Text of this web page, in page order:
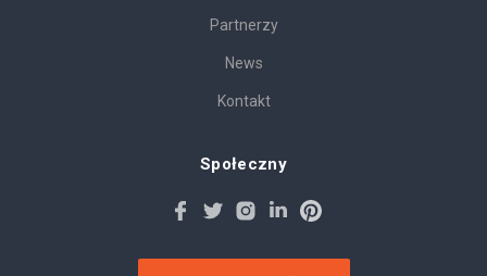
Partnerzy
News
Kontakt
Społeczny